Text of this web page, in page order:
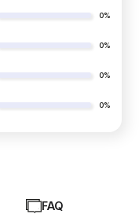
0%
0%
0%
0%
FAQ